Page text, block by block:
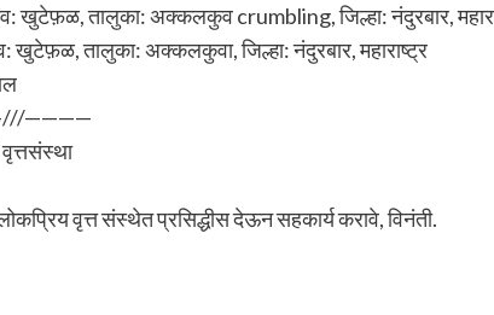
खुटेफ़ळ, तालुका: अक्कलकुव crumbling, जिल्हा: नंदुरबार,
खुटेफ़ळ, तालुका: अक्कलकुवा, जिल्हा: नंदुरबार, महाराष्ट्र
————
वृत्त संस्थेत प्रसिद्धीस देऊन सहकार्य करावे, विनंती.